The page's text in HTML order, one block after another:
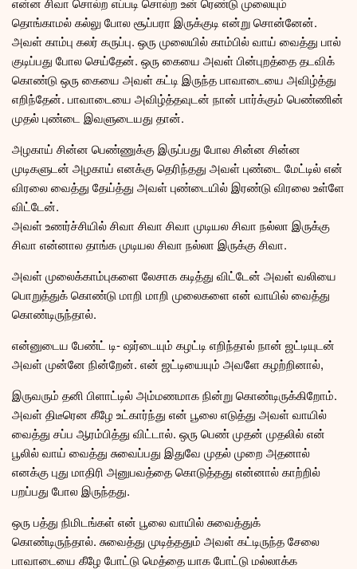
தொங்காமல் கல்லு போல சூப்பரா இருக்குடி என்று சொன்னேன்.
அவள் காம்பு கலர் கருப்பு. ஒரு முலையில் காம்பில் வாய் வைத்து பால்
குடிப்பது போல செய்தேன். ஒரு கையை அவள் பின்புறத்தை தடவிக்
கொண்டு ஒரு கையை அவள் கட்டி இருந்த பாவாடையை அவிழ்த்து
எறிந்தேன். பாவாடையை அவிழ்த்தவுடன் நான் பார்க்கும் பெண்ணின்
முதல் புண்டை இவளுடையது தான்.
அழகாய் சின்ன பெண்ணுக்கு இருப்பது போல சின்ன சின்ன
முடிகளுடன் அழகாய் எனக்கு தெரிந்தது அவள் புண்டை மேட்டில் என்
விரலை வைத்து தேய்த்து அவள் புண்டையில் இரண்டு விரலை உள்ளே
விட்டேன்.
அவள் உணர்ச்சியில் சிவா சிவா சிவா முடியல சிவா நல்லா இருக்கு
சிவா என்னால தாங்க முடியல சிவா நல்லா இருக்கு சிவா.
அவள் முலைக்காம்புகளை லேசாக கடித்து விட்டேன் அவள் வலியை
பொறுத்துக் கொண்டு மாறி மாறி முலைகளை என் வாயில் வைத்து
கொண்டிருந்தால்.
என்னுடைய பேண்ட் டி- ஷர்டையும் கழட்டி எறிந்தால் நான் ஜட்டியுடன்
அவள் முன்னே நின்றேன். என் ஜட்டியையும் அவளே கழற்றினால்,
இருவரும் தனி பிளாட்டில் அம்மணமாக நின்று கொண்டிருக்கிறோம்.
அவள் திடீரென கீழே உட்கார்ந்து என் பூலை எடுத்து அவள் வாயில்
வைத்து சப்ப ஆரம்பித்து விட்டால். ஒரு பெண் முதன் முதலில் என்
பூலில் வாய் வைத்து சுவைப்பது இதுவே முதல் முறை அதனால்
எனக்கு புது மாதிரி அனுபவத்தை கொடுத்தது என்னால் காற்றில்
பறப்பது போல இருந்தது.
ஒரு பத்து நிமிடங்கள் என் பூலை வாயில் சுவைத்துக்
கொண்டிருந்தால். சுவைத்து முடித்ததும் அவள் கட்டிருந்த சேலை
பாவாடையை கீழே போட்டு மெத்தை யாக போட்டு மல்லாக்க